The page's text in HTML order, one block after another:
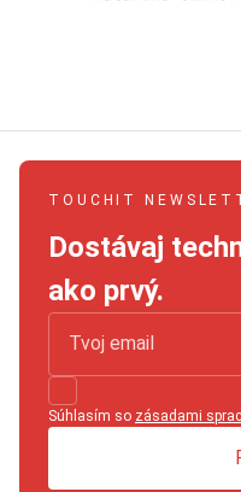
TOUCHIT
Dostávaj
ako prvý.
Súhlasím so zásadami